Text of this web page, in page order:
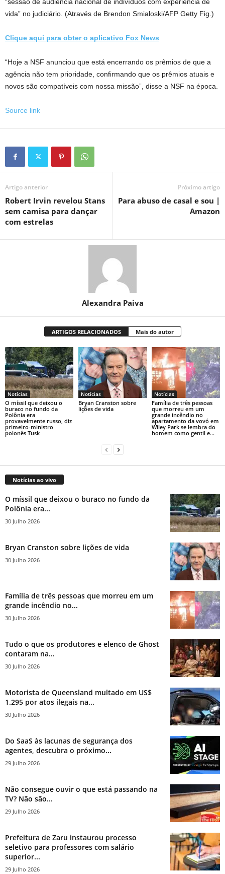
vida” no judiciário. (Através de Brendon Smialoski/AFP Getty Fig.)
Clique aqui para obter o aplicativo Fox News
“Hoje a NSF anunciou que está encerrando os prêmios de que a
agência não tem prioridade, confirmando que os prêmios atuais e
novos são compatíveis com nossa missão”, disse a NSF na época.
Source link
Artigo anterior
Robert Irvin revelou Stans
sem camisa para dançar
com estrelas
Próximo artigo
Para abuso de casal e sou |
Amazon
Alexandra Paiva
ARTIGOS RELACIONADOS Mais do autor
Notícias
O míssil que deixou o
buraco no fundo da
Polônia era
provavelmente russo, diz
primeiro-ministro
polonês Tusk
Notícias
Bryan Cranston sobre
lições de vida
Notícias
Família de três pessoas
que morreu em um
grande incêndio no
apartamento da vovó em
Wiley Park se lembra do
homem como gentil e...
Notícias ao vivo
O míssil que deixou o buraco no fundo da
Polônia era...
30 Julho 2026
Bryan Cranston sobre lições de vida
30 Julho 2026
Família de três pessoas que morreu em um
grande incêndio no...
30 Julho 2026
Tudo o que os produtores e elenco de Ghost
contaram na...
30 Julho 2026
Motorista de Queensland multado em US$
1.295 por atos ilegais na...
30 Julho 2026
Do SaaS às lacunas de segurança dos
agentes, descubra o próximo...
29 Julho 2026
Não consegue ouvir o que está passando na
TV? Não são...
29 Julho 2026
Prefeitura de Zaru instaurou processo
seletivo para professores com salário
superior...
29 Julho 2026